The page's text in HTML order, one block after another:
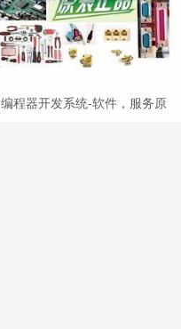
编程器开发系统-软件，服务原